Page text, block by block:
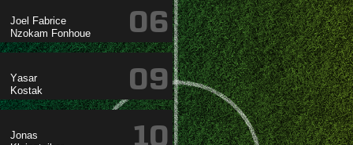
 
 
06


09

10